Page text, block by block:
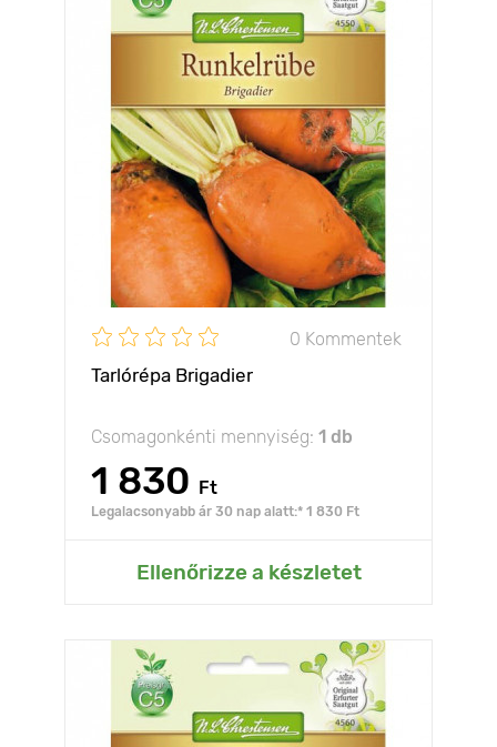
0 Kommentek
Tarlórépa Brigadier
Csomagonkénti mennyiség: 1 db
1 830 Ft
Legalacsonyabb ár 30 nap alatt:* 1 830 Ft
Ellenőrizze a készletet